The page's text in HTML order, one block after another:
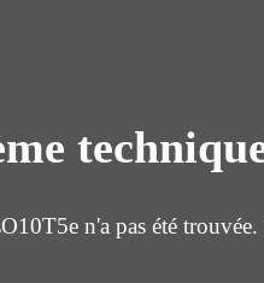
n'a pas été trouvée.